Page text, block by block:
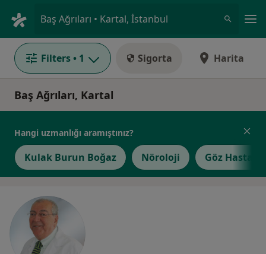
Baş Ağrıları • Kartal, İstanbul
Filters • 1 Sigorta Harita
Baş Ağrıları, Kartal
Hangi uzmanlığı aramıştınız?
Kulak Burun Boğaz Nöroloji Göz